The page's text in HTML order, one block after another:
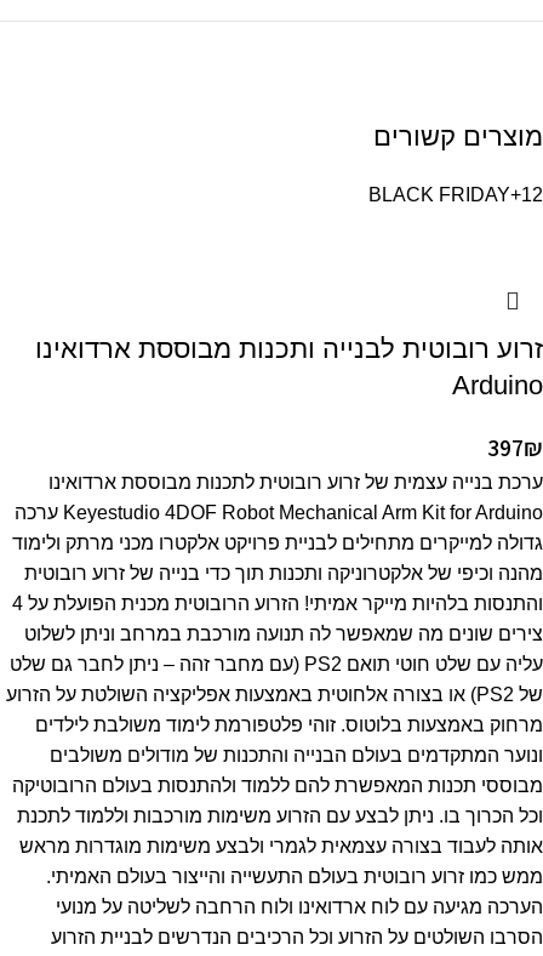
מוצרים קשורים
BLACK FRIDAY+12
זרוע רובוטית לבנייה ותכנות מבוססת ארדואינו
Arduino
397₪
ערכת בנייה עצמית של זרוע רובוטית לתכנות מבוססת ארדואינו
Keyestudio 4DOF Robot Mechanical Arm Kit for Arduino ערכה
גדולה למייקרים מתחילים לבניית פרויקט אלקטרו מכני מרתק ולימוד
מהנה וכיפי של אלקטרוניקה ותכנות תוך כדי בנייה של זרוע רובוטית
והתנסות בלהיות מייקר אמיתי! הזרוע הרובוטית מכנית הפועלת על 4
צירים שונים מה שמאפשר לה תנועה מורכבת במרחב וניתן לשלוט
עליה עם שלט חוטי תואם PS2 (עם מחבר זהה – ניתן לחבר גם שלט
של PS2) או בצורה אלחוטית באמצעות אפליקציה השולטת על הזרוע
מרחוק באמצעות בלוטוס. זוהי פלטפורמת לימוד משולבת לילדים
ונוער המתקדמים בעולם הבנייה והתכנות של מודולים משולבים
מבוססי תכנות המאפשרת להם ללמוד ולהתנסות בעולם הרובוטיקה
וכל הכרוך בו. ניתן לבצע עם הזרוע משימות מורכבות וללמוד לתכנת
אותה לעבוד בצורה עצמאית לגמרי ולבצע משימות מוגדרות מראש
ממש כמו זרוע רובוטית בעולם התעשייה והייצור בעולם האמיתי.
הערכה מגיעה עם לוח ארדואינו ולוח הרחבה לשליטה על מנועי
הסרבו השולטים על הזרוע וכל הרכיבים הנדרשים לבניית הזרוע